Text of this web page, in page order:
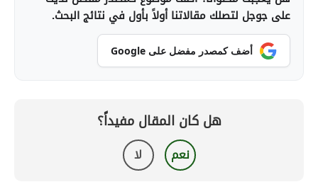
على جوجل لتصلك مقالاتنا أولاً بأول في نتائج البحث.
أضف كمصدر مفضل على Google
هل كان المقال مفيداً؟
نعم لا